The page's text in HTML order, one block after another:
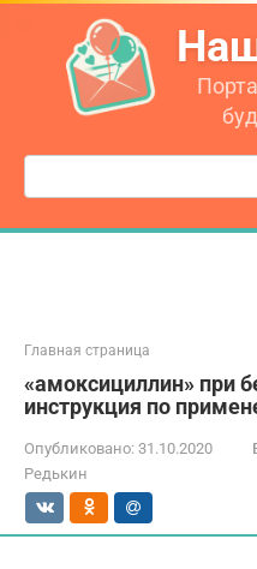
Перейти
контенту
Поиск:
Главная страница
«амоксициллин» при
инструкция по
Опубликовано: 31.10.2020
Редькин